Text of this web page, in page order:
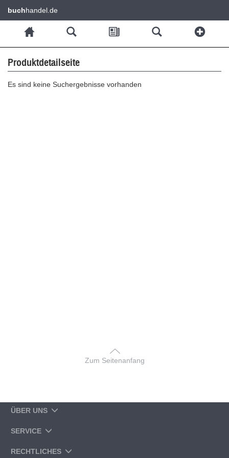
buchhandel.de
Produktdetailseite
Es sind keine Suchergebnisse vorhanden
Zum Seitenanfang
ÜBER UNS
SERVICE
RECHTLICHES